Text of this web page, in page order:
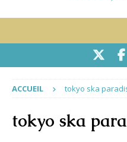
ACCUEIL tokyo ska
tokyo ska